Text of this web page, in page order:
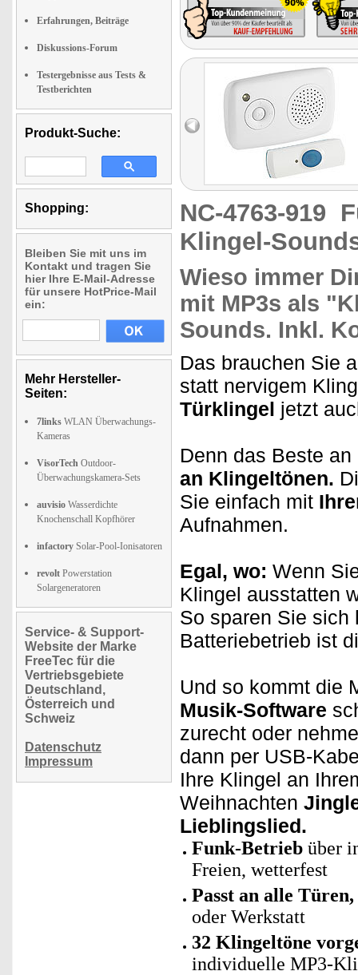
Erfahrungen, Beiträge
Diskussions-Forum
Testergebnisse aus Tests &
Testberichten
Produkt-Suche:
Shopping:
Bleiben Sie mit uns im
Kontakt und tragen Sie
hier Ihre E-Mail-Adresse
für unsere HotPrice-Mail
ein:
Mehr Hersteller-
Seiten:
7links WLAN Überwachungs-
Kameras
VisorTech Outdoor-
Überwachungskamera-Sets
auvisio Wasserdichte
Knochenschall Kopfhörer
infactory Solar-Pool-Ionisatoren
revolt Powerstation
Solargeneratoren
Service- & Support-
Website der Marke
FreeTec für die
Vertriebsgebiete
Deutschland,
Österreich und
Schweiz
Datenschutz
Impressum
NC-4763-919
Klingel-
Wieso immer
mit MP3s als
Sounds. Inkl.
Das brauchen Sie
statt nervigem
Türklingel jetzt
Denn das Beste
an Klingeltönen.
Sie einfach mit
Aufnahmen.
Egal, wo: Wenn
Klingel ausstatten
So sparen Sie sich
Batteriebetrieb ist
Und so kommt die
Musik-Software
zurecht oder
dann per USB-
Ihre Klingel an
Weihnachten
Lieblingslied.
Funk-Betrieb über
Freien, wetterfest
Passt an alle Türen,
oder Werkstatt
32 Klingeltöne
individuelle MP3-